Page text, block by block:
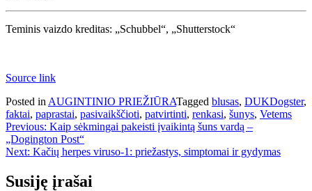
Teminis vaizdo kreditas: „Schubbel“, „Shutterstock“
Source link
Posted in AUGINTINIO PRIEŽIŪRATagged blusas, DUKDogster,
faktai, paprastai, pasivaikščioti, patvirtinti, renkasi, šunys, Vetems
Navigacija
tarp
Previous: Kaip sėkmingai pakeisti įvaikintą šuns vardą –
„Dogington Post“
Next: Kačių herpes viruso-1: priežastys, simptomai ir gydymas
Susiję įrašai